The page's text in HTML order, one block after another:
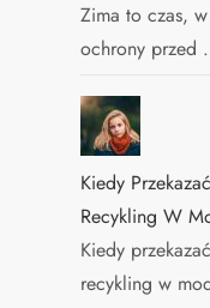
Zima to czas,
ochrony przed
Kiedy
Recykling W
Kiedy
recykling w